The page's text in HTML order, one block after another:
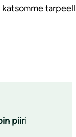
piiri